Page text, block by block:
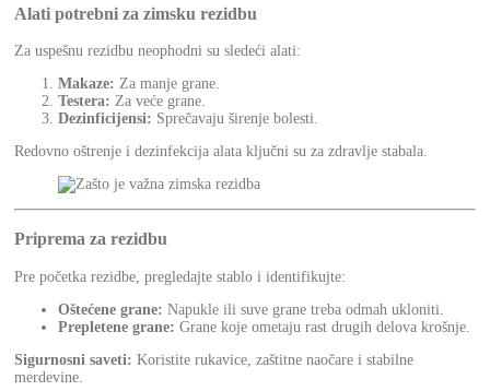
Alati potrebni za zimsku rezidbu
Za uspešnu rezidbu neophodni su sledeći alati:
Makaze: Za manje grane.
Testera: Za veće grane.
Dezinficijensi: Sprečavaju širenje bolesti.
Redovno oštrenje i dezinfekcija alata ključni su za zdravlje stabala.
Priprema za rezidbu
Pre početka rezidbe, pregledajte stablo i identifikujte:
Oštećene grane: Napukle ili suve grane treba odmah ukloniti.
Prepletene grane: Grane koje ometaju rast drugih delova krošnje.
Sigurnosni saveti: Koristite rukavice, zaštitne naočare i stabilne
merdevine.